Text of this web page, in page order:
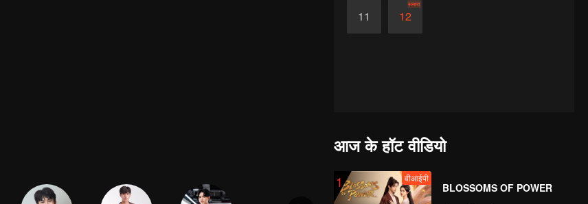
11 12
समाप्त
आज के हॉट वीडियो
1 वीआईपी
BLOSSOMS OF POWER